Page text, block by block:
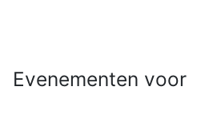
Evenementen voor